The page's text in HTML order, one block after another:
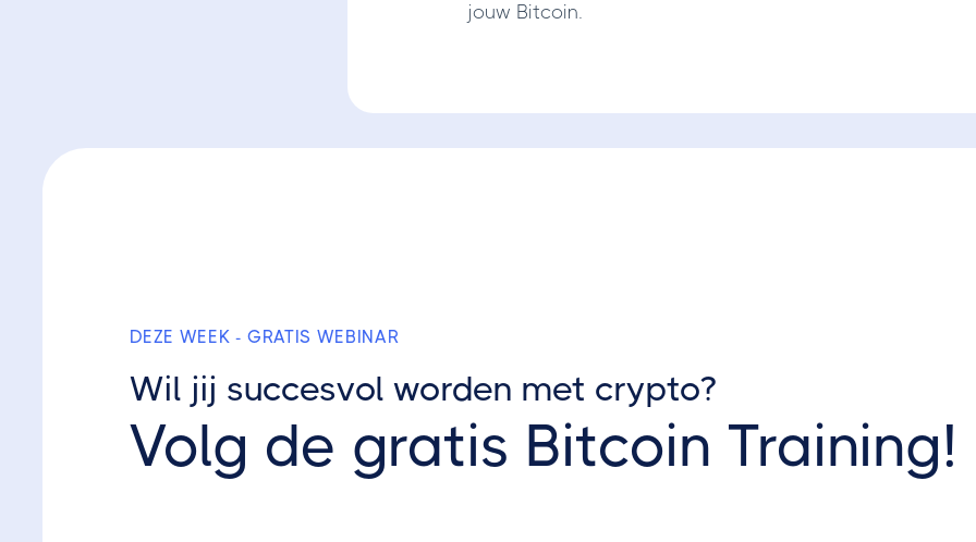
jouw Bitcoin.
DEZE WEEK - GRATIS WEBINAR
Wil jij succesvol worden met crypto?
Volg de gratis Bitcoin Training!